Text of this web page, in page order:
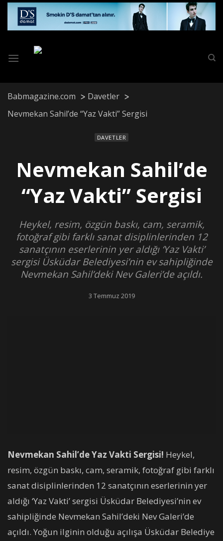
Skip
content
Babmagazine.com
Davetler
Nevmekan Sahil’de “Yaz Vakti” Sergisi
DAVETLER
Nevmekan Sahil’de
“Yaz Vakti” Sergisi
Heykel, resim, özgün baskı, cam, seramik,
fotoğraf gibi farklı sanat disiplinlerinden 12
sanatçının eserlerinin yer aldığı ‘Yaz Vakti’
sergisi Üsküdar Belediyesi’nin ev sahipliğinde
Nevmekan Sahil’deki Nev Galeri’de açıldı.
3 Temmuz 2019
Nevmekan Sahil’de Yaz Vakti Sergisi! Heykel,
resim, özgün baskı, cam, seramik, fotoğraf gibi farklı
sanat disiplinlerinden 12 sanatçının eserlerinin yer
aldığı ‘Yaz Vakti’ sergisi Üsküdar Belediyesi’nin ev
sahipliğinde Nevmekan Sahil’deki Nev Galeri’de
açıldı. Yoğun ilginin olduğu açılışa Üsküdar Belediye